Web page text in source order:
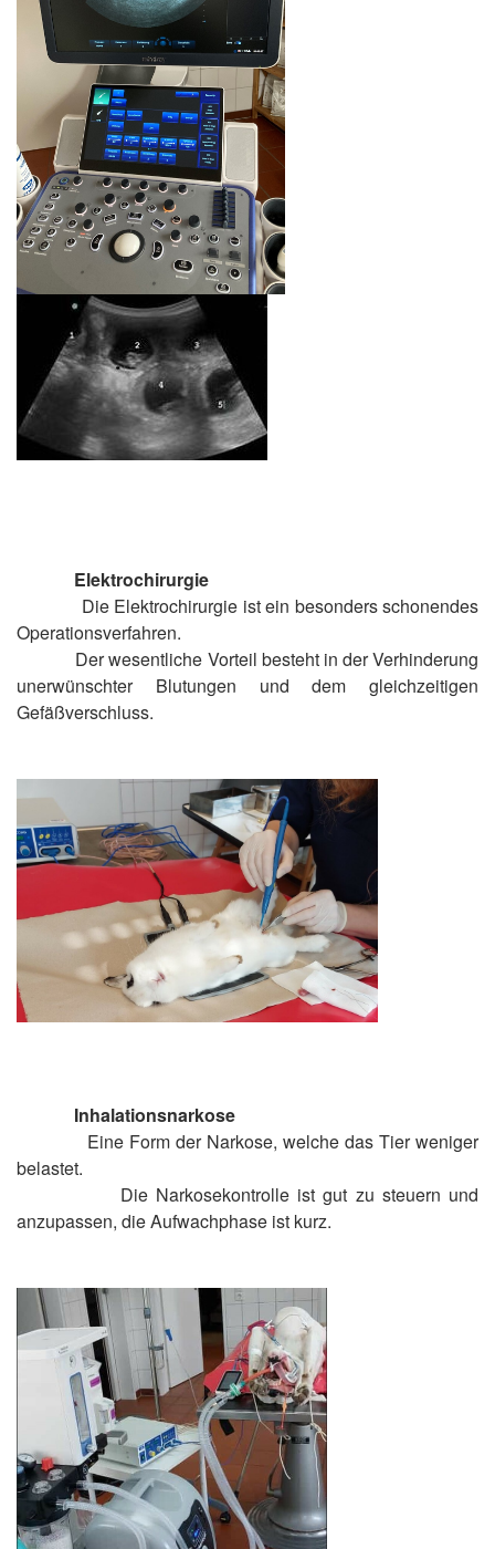
Elektrochirurgie
Die Elektrochirurgie ist ein besonders schonendes
Operationsverfahren.
Der wesentliche Vorteil besteht in der Verhinderung
unerwünschter Blutungen und dem gleichzeitigen
Gefäßverschluss.
Inhalationsnarkose
Eine Form der Narkose, welche das Tier weniger
belastet.
Die Narkosekontrolle ist gut zu steuern und
anzupassen, die Aufwachphase ist kurz.